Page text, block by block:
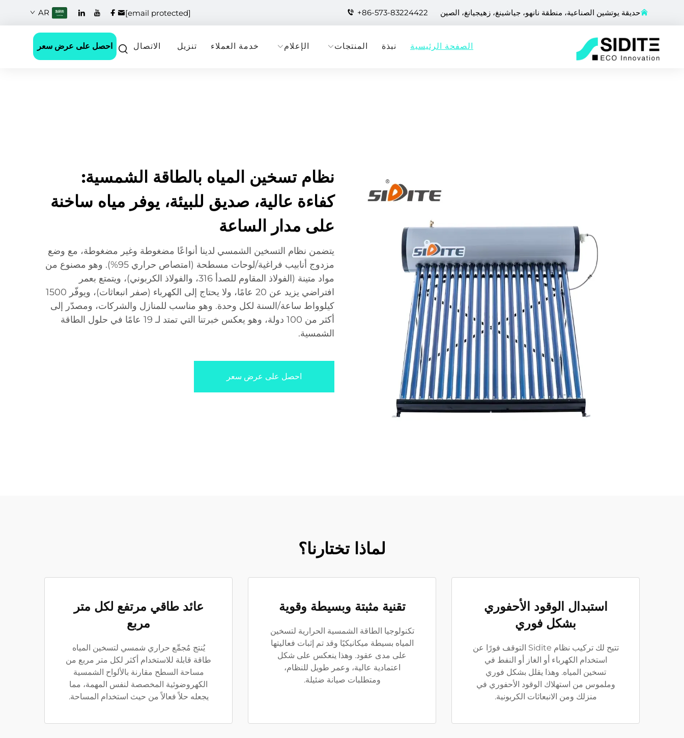
حديقة يوتشين الصناعية، منطقة نانهو، جياشينغ، زهيجيانغ، الصين +86-573-83224422
[email protected]
AR
الصفحة الرئيسية نبذة المنتجات الإعلام خدمة العملاء تنزيل الاتصال احصل على عرض سعر
نظام تسخين المياه بالطاقة الشمسية:
كفاءة عالية، صديق للبيئة، يوفر مياه ساخنة
على مدار الساعة
يتضمن نظام التسخين الشمسي لدينا أنواعًا مضغوطة وغير مضغوطة، مع وضع
مزدوج أنابيب فراغية/لوحات مسطحة (امتصاص حراري 95%). وهو مصنوع من
مواد متينة (الفولاذ المقاوم للصدأ 316، والفولاذ الكربوني)، ويتمتع بعمر
افتراضي يزيد عن 20 عامًا، ولا يحتاج إلى الكهرباء (صفر انبعاثات)، ويوفّر 1500
كيلوواط ساعة/السنة لكل وحدة. وهو مناسب للمنازل والشركات، ومصدّر إلى
أكثر من 100 دولة، وهو يعكس خبرتنا التي تمتد لـ 19 عامًا في حلول الطاقة
الشمسية.
احصل على عرض سعر
لماذا تختارنا؟
استبدال الوقود الأحفوري
بشكل فوري
تتيح لك تركيب نظام Sidite التوقف فورًا عن
استخدام الكهرباء أو الغاز أو النفط في
تسخين المياه. وهذا يقلل بشكل فوري
وملموس من استهلاك الوقود الأحفوري في
منزلك ومن الانبعاثات الكربونية.
تقنية مثبتة وبسيطة وقوية
تكنولوجيا الطاقة الشمسية الحرارية لتسخين
المياه بسيطة ميكانيكيًا وقد تم إثبات فعاليتها
على مدى عقود. وهذا ينعكس على شكل
اعتمادية عالية، وعمر طويل للنظام،
ومتطلبات صيانة ضئيلة.
عائد طاقي مرتفع لكل متر
مربع
يُنتج مُجمِّع حراري شمسي لتسخين المياه
طاقة قابلة للاستخدام أكثر لكل متر مربع من
مساحة السطح مقارنة بالألواح الشمسية
الكهروضوئية المخصصة لنفس المهمة، مما
يجعله حلاً فعالاً من حيث استخدام المساحة.